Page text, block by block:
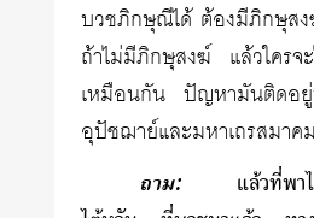
บวชภิกษุณีได้ ต้องมีภิกษุสง
ถ้าไม่มีภิกษุสงฆ์ แล้วใคร
เหมือนกัน ปัญหามันติดอยู่
อุปัชฌาย์และมหาเถรสมาค
ถาม: แล้วที่พาไ